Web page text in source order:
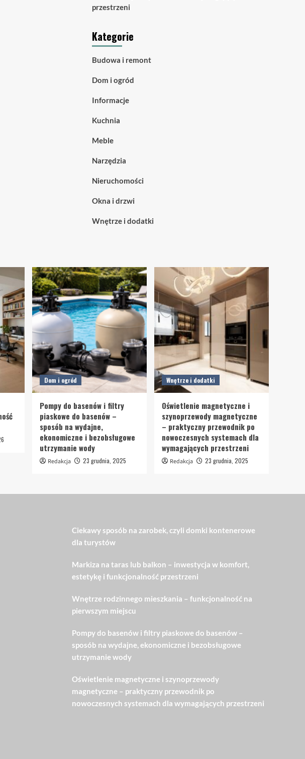
przestrzeni
Kategorie
Budowa i remont
Dom i ogród
Informacje
Kuchnia
Meble
Narzędzia
Nieruchomości
Okna i drzwi
Wnętrze i dodatki
Dom i ogród
Pompy do basenów i filtry
piaskowe do basenów –
sposób na wydajne,
ekonomiczne i bezobsługowe
utrzymanie wody
Redakcja 23 grudnia, 2025
Wnętrze i dodatki
Oświetlenie magnetyczne i
szynoprzewody magnetyczne
– praktyczny przewodnik po
nowoczesnych systemach dla
wymagających przestrzeni
Redakcja 23 grudnia, 2025
Ciekawy sposób na zarobek, czyli domki kontenerowe
dla turystów
Markiza na taras lub balkon – inwestycja w komfort,
estetykę i funkcjonalność przestrzeni
Wnętrze rodzinnego mieszkania – funkcjonalność na
pierwszym miejscu
Pompy do basenów i filtry piaskowe do basenów –
sposób na wydajne, ekonomiczne i bezobsługowe
utrzymanie wody
Oświetlenie magnetyczne i szynoprzewody
magnetyczne – praktyczny przewodnik po
nowoczesnych systemach dla wymagających przestrzeni